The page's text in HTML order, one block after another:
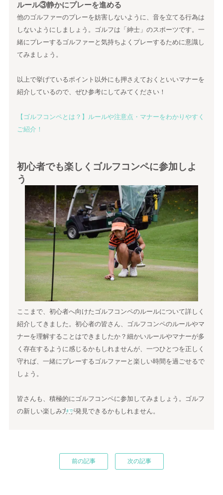
ルール③静かにプレーを進める
他のゴルファーのプレーを妨害しないように、音を立てる行為は
しないようにしましょう。ゴルフは「紳士」のスポーツです。一
緒にプレーするゴルファーと気持ちよくプレーするために意識し
てみましょう。
以上で挙げているポイント以外にも押さえておくといいマナーを
紹介しているので、ぜひ参考にしてみてください！
【ゴルフコンペとは？】ルールや注意点・マナーをわかりやすく
ご紹介！
初心者でも楽しくゴルフコンペに参加しよ
う
ここまで、初心者へ向けたゴルフコンペのルールについて詳しく
紹介してきました。初心者の皆さん、ゴルフコンペのルールやマ
ナーを理解することはできましたか？細かいルールやマナーが多
く存在するように感じるかもしれませんが、一つひとつを正しく
守れば、一緒にプレーするゴルファーと楽しい時間を過ごせるで
しょう。
皆さんも、積極的にゴルフコンペに参加してみましょう。ゴルフ
の新しい楽しみ方が発見できるかもしれません。
前の記事 次の記事
まで